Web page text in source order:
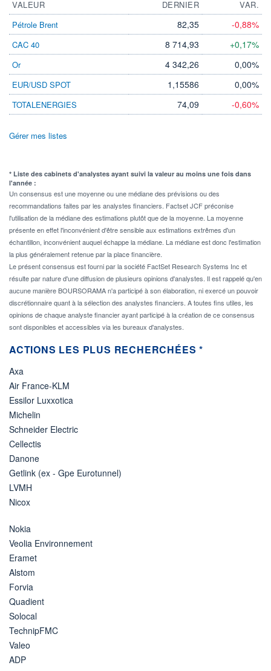
VALEUR DERNIER
VAR.
Pétrole Brent
82,35 -0,88%
CAC 40 8 714,93 +0,17%
Or 4 342,26 0,00%
EUR/USD SPOT 1,15586 0,00%
TOTALENERGIES 74,09 -0,60%
Gérer mes listes
* Liste des cabinets d'analystes ayant suivi la valeur au moins une fois dans
l'année :
Un consensus est une moyenne ou une médiane des prévisions ou des
recommandations faites par les analystes financiers. Factset JCF préconise
l'utilisation de la médiane des estimations plutôt que de la moyenne. La moyenne
présente en effet l'inconvénient d'être sensible aux estimations extrêmes d'un
échantillon, inconvénient auquel échappe la médiane. La médiane est donc l'estimation
la plus généralement retenue par la place financière.
Le présent consensus est fourni par la société FactSet Research Systems Inc et
résulte par nature d'une diffusion de plusieurs opinions d'analystes. Il est rappelé qu'en
aucune manière BOURSORAMA n'a participé à son élaboration, ni exercé un pouvoir
discrétionnaire quant à la sélection des analystes financiers. A toutes fins utiles, les
opinions de chaque analyste financier ayant participé à la création de ce consensus
sont disponibles et accessibles via les bureaux d'analystes.
ACTIONS LES PLUS RECHERCHÉES *
Axa
Air France-KLM
Essilor Luxxotica
Michelin
Schneider Electric
Cellectis
Danone
Getlink (ex - Gpe Eurotunnel)
LVMH
Nicox
Nokia
Veolia Environnement
Eramet
Alstom
Forvia
Quadient
Solocal
TechnipFMC
Valeo
ADP